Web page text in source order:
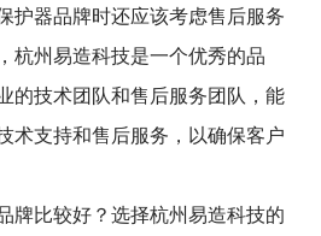
护器品牌时还应该考虑售后服务
杭州易造科技是一个优秀的品
的技术团队和售后服务团队，能
术支持和售后服务，以确保客户
牌比较好？选择杭州易造科技的